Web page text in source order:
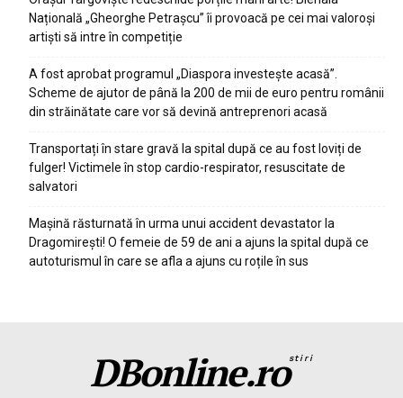
Națională „Gheorghe Petrașcu” îi provoacă pe cei mai valoroși
artiști să intre în competiție
A fost aprobat programul „Diaspora investește acasă”.
Scheme de ajutor de până la 200 de mii de euro pentru românii
din străinătate care vor să devină antreprenori acasă
Transportați în stare gravă la spital după ce au fost loviți de
fulger! Victimele în stop cardio-respirator, resuscitate de
salvatori
Mașină răsturnată în urma unui accident devastator la
Dragomirești! O femeie de 59 de ani a ajuns la spital după ce
autoturismul în care se afla a ajuns cu roțile în sus
DBonline.rostiri